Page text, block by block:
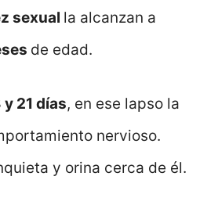
sexual la alcanzan a
de edad.
y 21 días, en ese lapso la
nervioso.
y orina cerca de él.